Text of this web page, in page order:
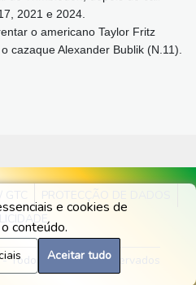
e cookies de
conteúdo.
Aceitar tudo
2021 e 2024.
o americano Taylor Fritz
cazaque Alexander Bublik (N.11).
PROTECÇÃO DE DADOS
Todos os direitos reservados